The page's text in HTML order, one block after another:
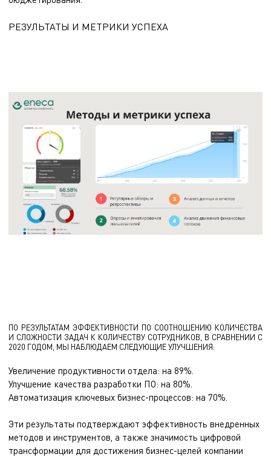
РЕЗУЛЬТАТЫ И МЕТРИКИ УСПЕХА
ПО РЕЗУЛЬТАТАМ ЭФФЕКТИВНОСТИ ПО СООТНОШЕНИЮ КОЛИЧЕСТВА
И СЛОЖНОСТИ ЗАДАЧ К КОЛИЧЕСТВУ СОТРУДНИКОВ, В СРАВНЕНИИ С
2020 ГОДОМ, МЫ НАБЛЮДАЕМ СЛЕДУЮЩИЕ УЛУЧШЕНИЯ:
Увеличение продуктивности отдела: на 89%.
Улучшение качества разработки ПО: на 80%.
Автоматизация ключевых бизнес-процессов: на 70%.
Эти результаты подтверждают эффективность внедренных
методов и инструментов, а также значимость цифровой
трансформации для достижения бизнес-целей компании